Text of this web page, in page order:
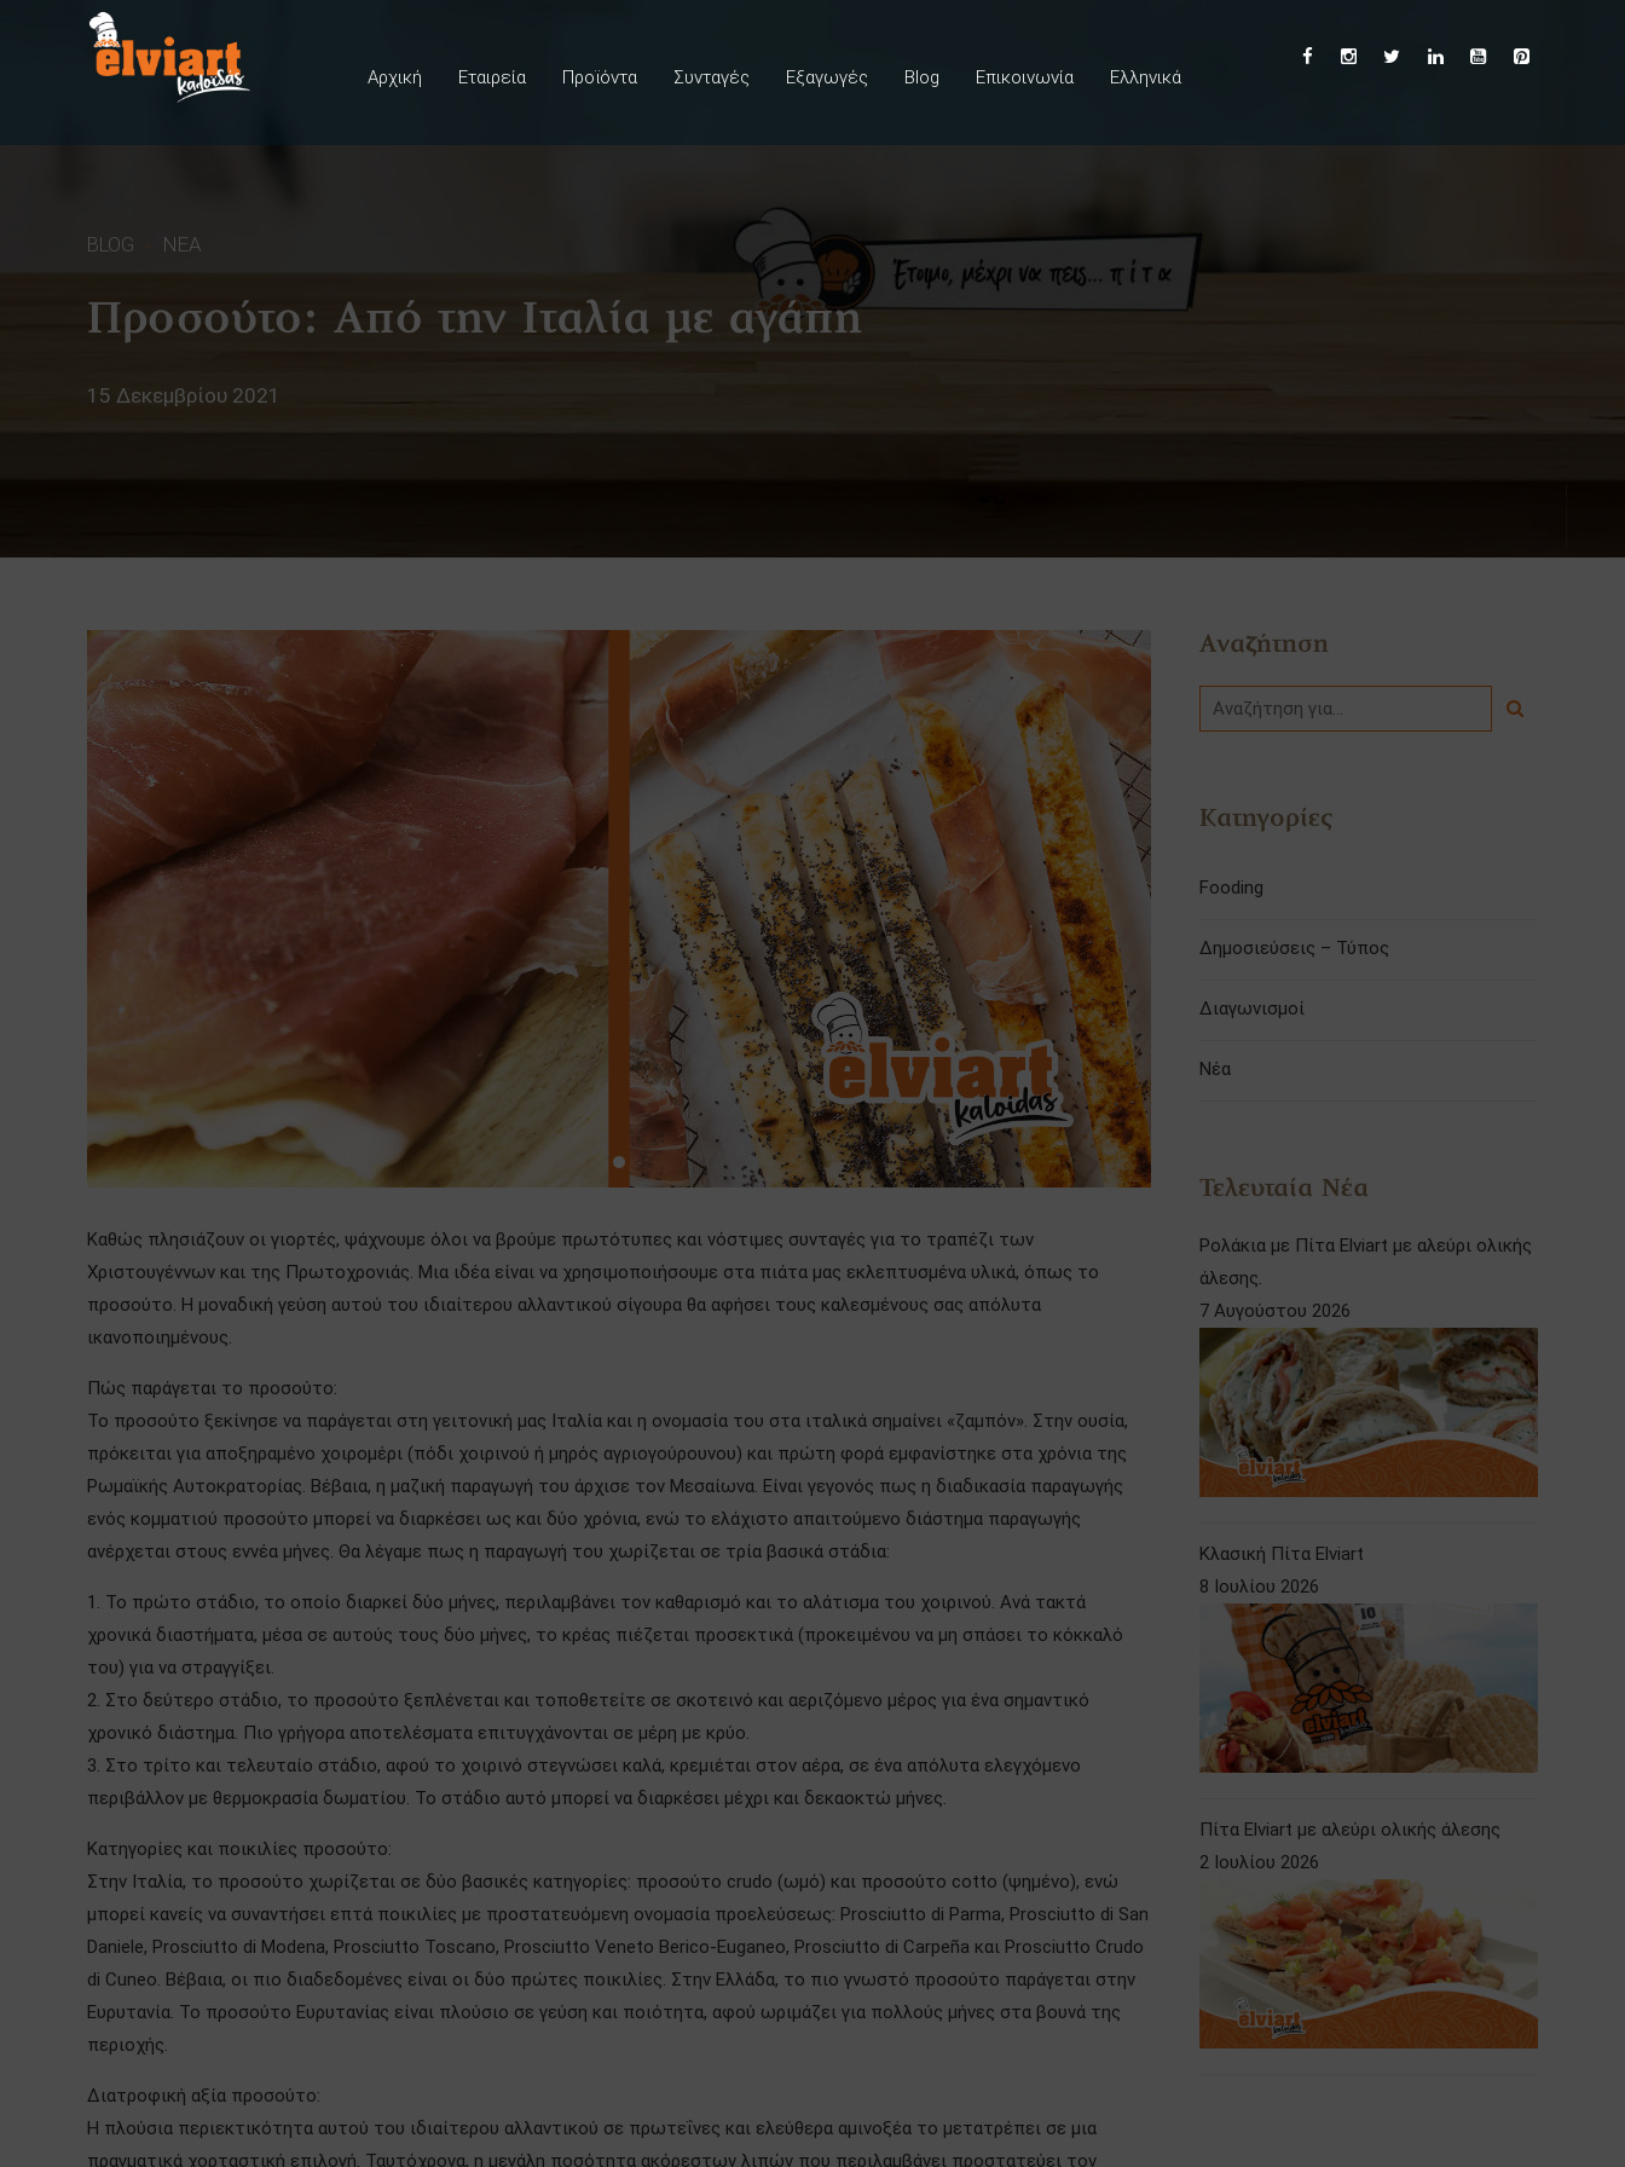
Αρχική Εταιρεία Προϊόντα Συνταγές Εξαγωγές Blog Επικοινωνία Ελληνικά
BLOG ΝΕΑ
Προσούτο: Από την Ιταλία με αγάπη
15 Δεκεμβρίου 2021
Καθώς πλησιάζουν οι γιορτές, ψάχνουμε όλοι να βρούμε πρωτότυπες και νόστιμες συνταγές για το τραπέζι των
Χριστουγέννων και της Πρωτοχρονιάς. Μια ιδέα είναι να χρησιμοποιήσουμε στα πιάτα μας εκλεπτυσμένα υλικά, όπως το
προσούτο. Η μοναδική γεύση αυτού του ιδιαίτερου αλλαντικού σίγουρα θα αφήσει τους καλεσμένους σας απόλυτα
ικανοποιημένους.
Πώς παράγεται το προσούτο:
Το προσούτο ξεκίνησε να παράγεται στη γειτονική μας Ιταλία και η ονομασία του στα ιταλικά σημαίνει «ζαμπόν». Στην ουσία,
πρόκειται για αποξηραμένο χοιρομέρι (πόδι χοιρινού ή μηρός αγριογούρουνου) και πρώτη φορά εμφανίστηκε στα χρόνια της
Ρωμαϊκής Αυτοκρατορίας. Βέβαια, η μαζική παραγωγή του άρχισε τον Mεσαίωνα. Είναι γεγονός πως η διαδικασία παραγωγής
ενός κομματιού προσούτο μπορεί να διαρκέσει ως και δύο χρόνια, ενώ το ελάχιστο απαιτούμενο διάστημα παραγωγής
ανέρχεται στους εννέα μήνες. Θα λέγαμε πως η παραγωγή του χωρίζεται σε τρία βασικά στάδια:
1. Το πρώτο στάδιο, το οποίο διαρκεί δύο μήνες, περιλαμβάνει τον καθαρισμό και το αλάτισμα του χοιρινού. Ανά τακτά
χρονικά διαστήματα, μέσα σε αυτούς τους δύο μήνες, το κρέας πιέζεται προσεκτικά (προκειμένου να μη σπάσει το κόκκαλό
του) για να στραγγίξει.
2. Στο δεύτερο στάδιο, το προσούτο ξεπλένεται και τοποθετείτε σε σκοτεινό και αεριζόμενο μέρος για ένα σημαντικό
χρονικό διάστημα. Πιο γρήγορα αποτελέσματα επιτυγχάνονται σε μέρη με κρύο.
3. Στο τρίτο και τελευταίο στάδιο, αφού το χοιρινό στεγνώσει καλά, κρεμιέται στον αέρα, σε ένα απόλυτα ελεγχόμενο
περιβάλλον με θερμοκρασία δωματίου. Το στάδιο αυτό μπορεί να διαρκέσει μέχρι και δεκαοκτώ μήνες.
Κατηγορίες και ποικιλίες προσούτο:
Στην Ιταλία, το προσούτο χωρίζεται σε δύο βασικές κατηγορίες: προσούτο crudo (ωμό) και προσούτο cotto (ψημένο), ενώ
μπορεί κανείς να συναντήσει επτά ποικιλίες με προστατευόμενη ονομασία προελεύσεως: Prosciutto di Parma, Prosciutto di San
Daniele, Prosciutto di Modena, Prosciutto Toscano, Prosciutto Veneto Berico-Euganeo, Prosciutto di Carpeña και Prosciutto Crudo
di Cuneo. Βέβαια, οι πιο διαδεδομένες είναι οι δύο πρώτες ποικιλίες. Στην Ελλάδα, το πιο γνωστό προσούτο παράγεται στην
Ευρυτανία. Το προσούτο Ευρυτανίας είναι πλούσιο σε γεύση και ποιότητα, αφού ωριμάζει για πολλούς μήνες στα βουνά της
περιοχής.
Διατροφική αξία προσούτο:
Η πλούσια περιεκτικότητα αυτού του ιδιαίτερου αλλαντικού σε πρωτεΐνες και ελεύθερα αμινοξέα το μετατρέπει σε μια
πραγματικά χορταστική επιλογή. Ταυτόχρονα, η μεγάλη ποσότητα ακόρεστων λιπών που περιλαμβάνει προστατεύει τον
Αναζήτηση
Κατηγορίες
Fooding
Δημοσιεύσεις – Τύπος
Διαγωνισμοί
Νέα
Τελευταία Νέα
Ρολάκια με Πίτα Elviart με αλεύρι ολικής
άλεσης.
7 Αυγούστου 2026
Κλασική Πίτα Elviart
8 Ιουλίου 2026
Πίτα Elviart με αλεύρι ολικής άλεσης
2 Ιουλίου 2026